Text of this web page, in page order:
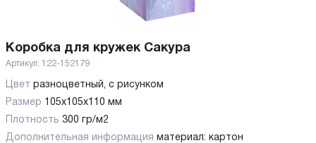
Коробка для кружек Сакура
Артикул: 122-152179
Цвет разноцветный, с рисунком
Размер 105х105х110 мм
Плотность 300 гр/м2
Дополнительная информация материал: картон